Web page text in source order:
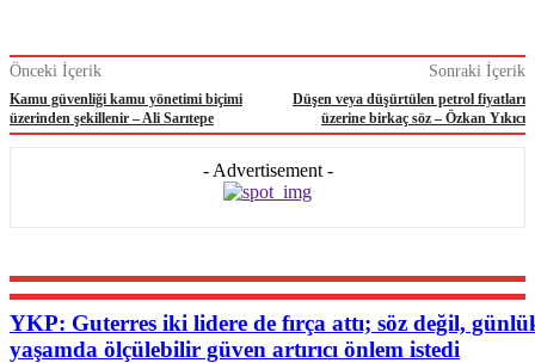
Önceki İçerik
Kamu güvenliği kamu yönetimi biçimi
üzerinden şekillenir – Ali Sarıtepe
Sonraki İçerik
Düşen veya düşürtülen petrol fiyatları
üzerine birkaç söz – Özkan Yıkıcı
- Advertisement -
YKP: Guterres iki lidere de fırça attı; söz değil,
yaşamda ölçülebilir güven artırıcı önlem istedi